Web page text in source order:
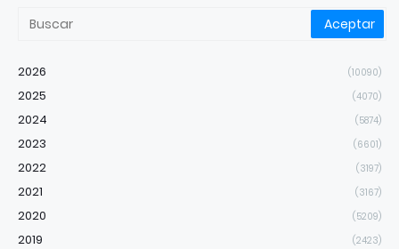
2026 (10090)
2025 (4070)
2024 (5874)
2023 (6601)
2022 (3197)
2021 (3167)
2020 (5209)
2019 (2423)